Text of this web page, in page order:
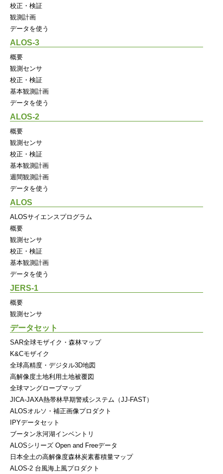
校正・検証
観測計画
データを使う
ALOS-3
概要
観測センサ
校正・検証
基本観測計画
データを使う
ALOS-2
概要
観測センサ
校正・検証
基本観測計画
週間観測計画
データを使う
ALOS
ALOSサイエンスプログラム
概要
観測センサ
校正・検証
基本観測計画
データを使う
JERS-1
概要
観測センサ
データセット
SAR全球モザイク・森林マップ
K&Cモザイク
全球高精度・デジタル3D地図
高解像度土地利用土地被覆図
全球マングローブマップ
JICA-JAXA熱帯林早期警戒システム（JJ-FAST）
ALOSオルソ・補正画像プロダクト
IPYデータセット
ブータン氷河湖インベントリ
ALOSシリーズ Open and Freeデータ
日本全土の高解像度森林炭素蓄積量マップ
ALOS-2 台風海上風プロダクト